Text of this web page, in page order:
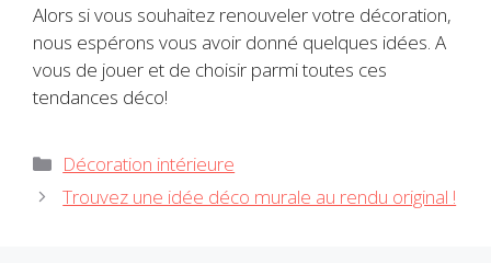
Alors si vous souhaitez renouveler votre décoration,
nous espérons vous avoir donné quelques idées. A
vous de jouer et de choisir parmi toutes ces
tendances déco!
Catégories
Décoration intérieure
Trouvez une idée déco murale au rendu original !